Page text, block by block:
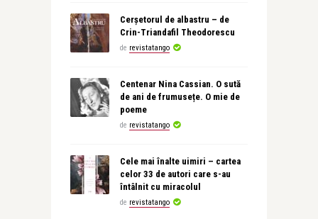
Cerșetorul de albastru – de
Crin-Triandafil Theodorescu
de revistatango
Centenar Nina Cassian. O sută
de ani de frumusețe. O mie de
poeme
de revistatango
Cele mai înalte uimiri – cartea
celor 33 de autori care s-au
întâlnit cu miracolul
de revistatango